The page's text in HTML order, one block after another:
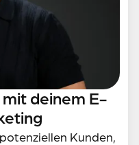
deinem E-
Kunden,